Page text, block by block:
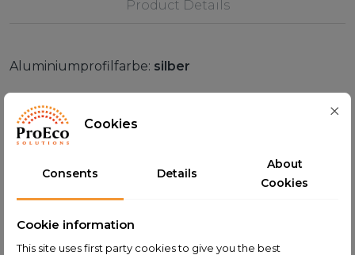
Product Details
Aluminiumprofilfarbe: silber
Länge:
Customers who bought this
Cookies
Consents Details
About
Cookies
Cookie information
This site uses first party cookies to give you the best